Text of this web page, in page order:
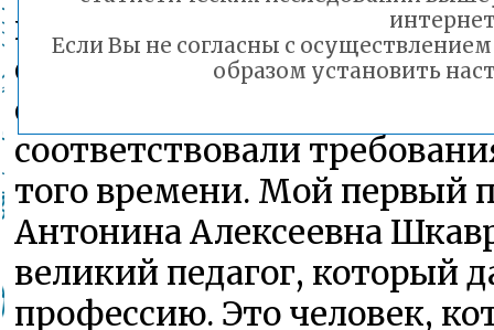
преподавательский опыт.
отделение, в котором с
отличные специалисты.
соответствовали
того времени. Мой первый
Антонина Алексеевна
великий педагог, который
профессию. Это человек,
Если Вы не согласны с
образом установить